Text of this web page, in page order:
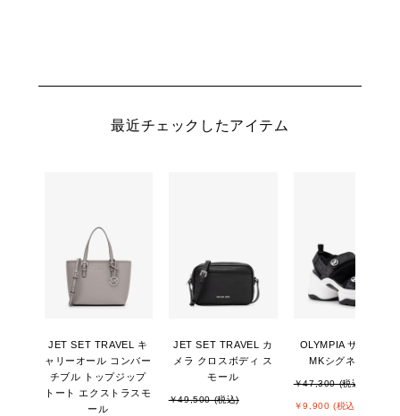
最近チェックしたアイテム
JET SET TRAVEL キ
ャリーオール コンバー
チブル トップジップ
トート エクストラスモ
ール
JET SET TRAVEL カ
メラ クロスボディ ス
モール
￥49,500 (税込)
OLYMPIA サンダル -
MKシグネチャー
￥47,300 (税込)
￥9,900 (税込)